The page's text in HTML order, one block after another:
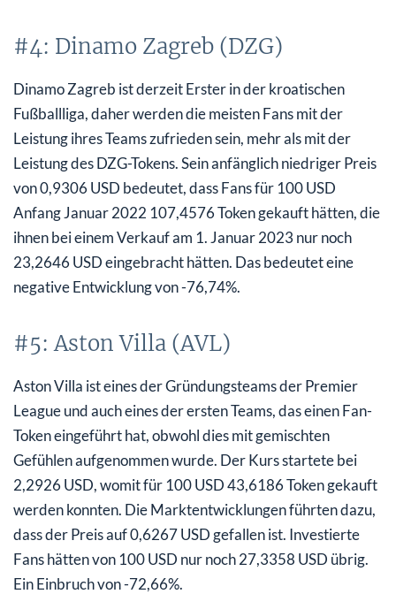
#4: Dinamo Zagreb (DZG)
Dinamo Zagreb ist derzeit Erster in der kroatischen
Fußballliga, daher werden die meisten Fans mit der
Leistung ihres Teams zufrieden sein, mehr als mit der
Leistung des DZG-Tokens. Sein anfänglich niedriger Preis
von 0,9306 USD bedeutet, dass Fans für 100 USD
Anfang Januar 2022 107,4576 Token gekauft hätten, die
ihnen bei einem Verkauf am 1. Januar 2023 nur noch
23,2646 USD eingebracht hätten. Das bedeutet eine
negative Entwicklung von -76,74%.
#5: Aston Villa (AVL)
Aston Villa ist eines der Gründungsteams der Premier
League und auch eines der ersten Teams, das einen Fan-
Token eingeführt hat, obwohl dies mit gemischten
Gefühlen aufgenommen wurde. Der Kurs startete bei
2,2926 USD, womit für 100 USD 43,6186 Token gekauft
werden konnten. Die Marktentwicklungen führten dazu,
dass der Preis auf 0,6267 USD gefallen ist. Investierte
Fans hätten von 100 USD nur noch 27,3358 USD übrig.
Ein Einbruch von -72,66%.